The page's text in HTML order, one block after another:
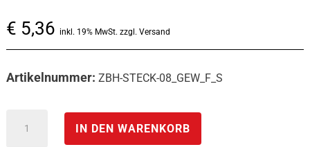
€ 5,36 inkl. 19% MwSt. zzgl. Versand
Artikelnummer: ZBH-STECK-08_GEW_F_S
IN DEN WARENKORB